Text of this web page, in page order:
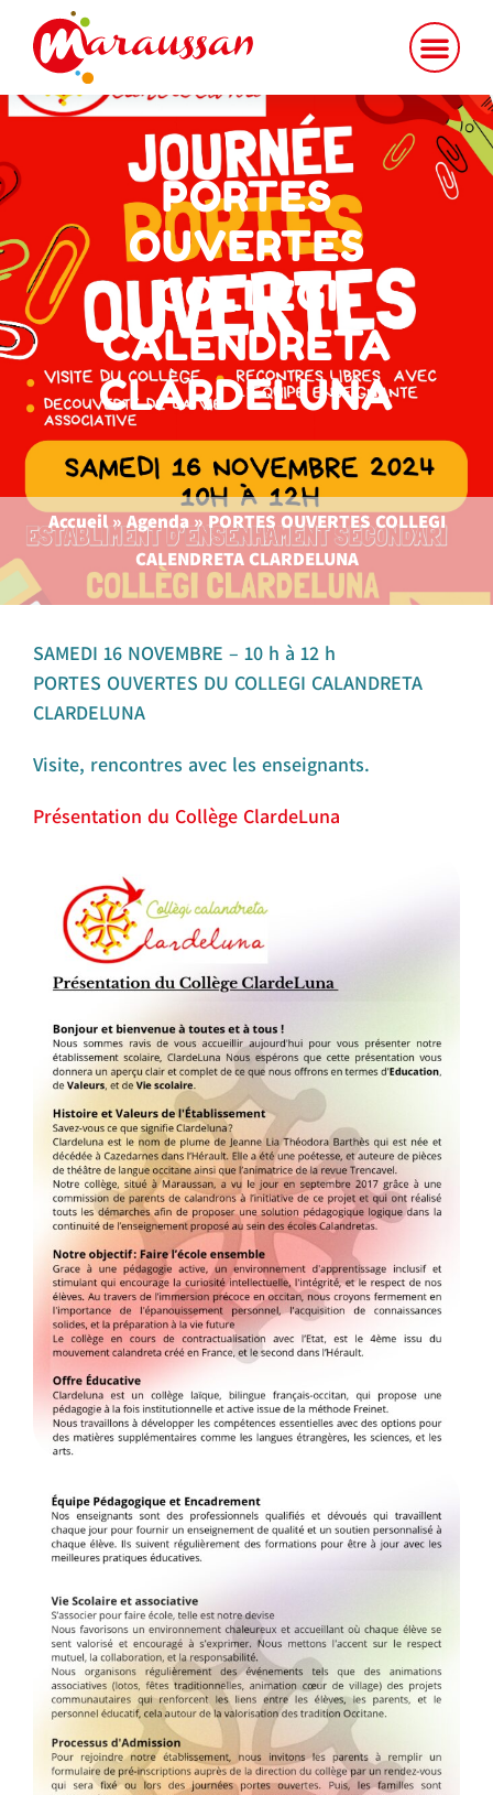
PORTES
OUVERTES
COLLEGI
CALENDRETA
CLARDELUNA
Accueil»Agenda»PORTES OUVERTES COLLEGI
CALENDRETA CLARDELUNA
SAMEDI 16 NOVEMBRE – 10 h à 12 h
PORTES OUVERTES DU COLLEGI CALANDRETA
CLARDELUNA
Visite, rencontres avec les enseignants.
Présentation du Collège ClardeLuna